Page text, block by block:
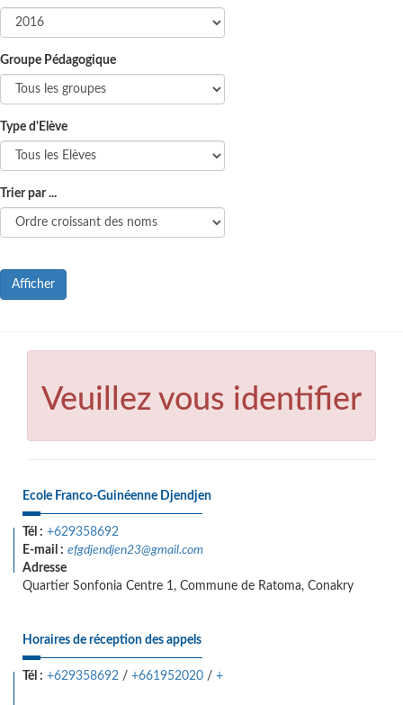
Groupe Pédagogique
Type d'Elève
Trier par ...
Afficher
Veuillez vous identifier
Ecole Franco-Guinéenne Djendjen
Tél : +629358692
E-mail : efgdjendjen23@gmail.com
Adresse
Quartier Sonfonia Centre 1, Commune de Ratoma, Conakry
Horaires de réception des appels
Tél : +629358692 / +661952020 / +